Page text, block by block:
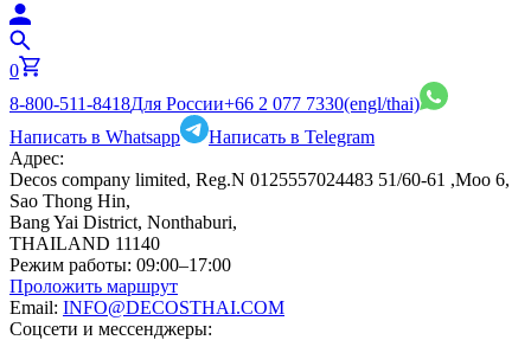
0
8-800-511-8418Для России+66 2 077 7330(engl/thai)
Написать в Whatsapp
Написать в Telegram
Адрес:
Decos company limited, Reg.N 0125557024483 51/60-61 ,Moo 6,
Sao Thong Hin,
Bang Yai District, Nonthaburi,
THAILAND 11140
Режим работы: 09:00–17:00
Проложить маршрут
Email: INFO@DECOSTHAI.COM
Соцсети и мессенджеры: